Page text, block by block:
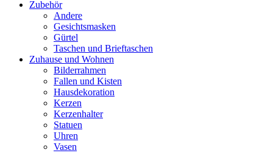
Zubehör
Andere
Gesichtsmasken
Gürtel
Taschen und Brieftaschen
Zuhause und Wohnen
Bilderrahmen
Fallen und Kisten
Hausdekoration
Kerzen
Kerzenhalter
Statuen
Uhren
Vasen